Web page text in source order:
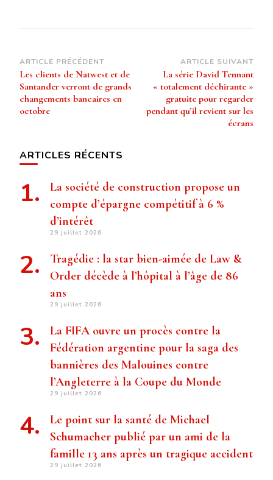
Navigation
d’article
ARTICLE PRÉCÉDENT
Les clients de Natwest et de
Santander verront de grands
changements bancaires en
octobre
ARTICLE SUIVANT
La série David Tennant
« totalement déchirante »
gratuite pour regarder
pendant qu’il revient sur les
écrans
ARTICLES RÉCENTS
La société de construction propose un
compte d’épargne compétitif à 6 %
d’intérêt
29 juillet 2026
Tragédie : la star bien-aimée de Law &
Order décède à l’hôpital à l’âge de 86
ans
29 juillet 2026
La FIFA ouvre un procès contre la
Fédération argentine pour la saga des
bannières des Malouines contre
l’Angleterre à la Coupe du Monde
29 juillet 2026
Le point sur la santé de Michael
Schumacher publié par un ami de la
famille 13 ans après un tragique accident
29 juillet 2026